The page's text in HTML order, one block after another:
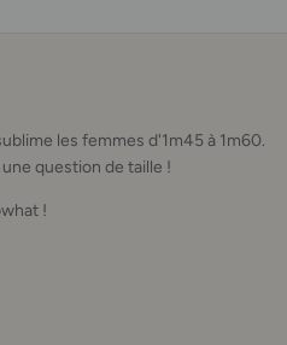
les femmes d'1m45 à 1m60.
question de taille !
!